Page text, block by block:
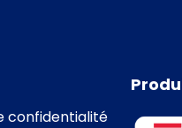
confidentialité